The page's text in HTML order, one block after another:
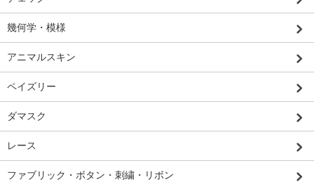
幾何学・模様
アニマルスキン
ペイズリー
ダマスク
レース
ファブリック・ボタン・刺繍・リボン